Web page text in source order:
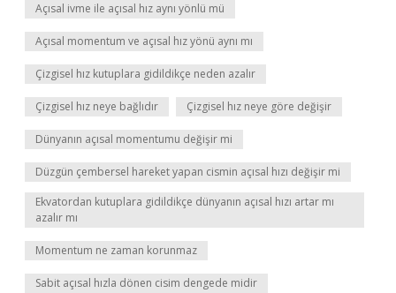
Açısal ivme ile açısal hız aynı yönlü mü
Açısal momentum ve açısal hız yönü aynı mı
Çizgisel hız kutuplara gidildikçe neden azalır
Çizgisel hız neye bağlıdır Çizgisel hız neye göre değişir
Dünyanın açısal momentumu değişir mi
Düzgün çembersel hareket yapan cismin açısal hızı değişir mi
Ekvatordan kutuplara gidildikçe dünyanın açısal hızı artar mı
azalır mı
Momentum ne zaman korunmaz
Sabit açısal hızla dönen cisim dengede midir